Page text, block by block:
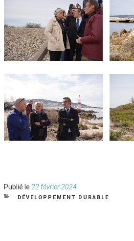
Publié le Publié
le
22 février 2024
CATÉGORIES
DÉVELOPPEMENT DURABLE